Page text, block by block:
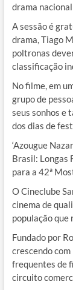
drama nacional
A sessão é
drama, Tiago
poltronas
classificação
No filme, em
grupo de
seus sonhos e
dos dias de
‘Azougue
Brasil: Longas
para a 42ª
O Cineclube
cinema de
população que
Fundado por
crescendo
frequentes de
circuito